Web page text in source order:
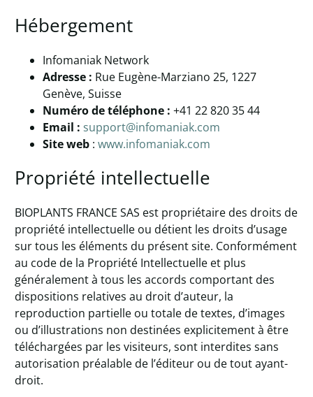
Hébergement
Infomaniak Network
Adresse : Rue Eugène-Marziano 25, 1227
Genève, Suisse
Numéro de téléphone : +41 22 820 35 44
Email :support@infomaniak.com
Site web :www.infomaniak.com
Propriété intellectuelle
BIOPLANTS FRANCE SAS est propriétaire des droits de
propriété intellectuelle ou détient les droits d’usage
sur tous les éléments du présent site. Conformément
au code de la Propriété Intellectuelle et plus
généralement à tous les accords comportant des
dispositions relatives au droit d’auteur, la
reproduction partielle ou totale de textes, d’images
ou d’illustrations non destinées explicitement à être
téléchargées par les visiteurs, sont interdites sans
autorisation préalable de l’éditeur ou de tout ayant-
droit.